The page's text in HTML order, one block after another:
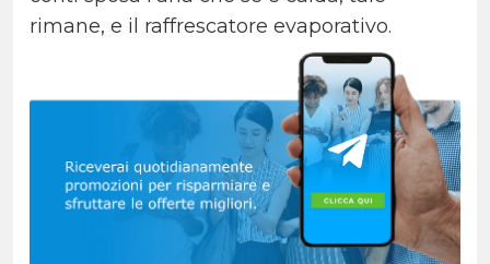
rimane, e il raffrescatore evaporativo.